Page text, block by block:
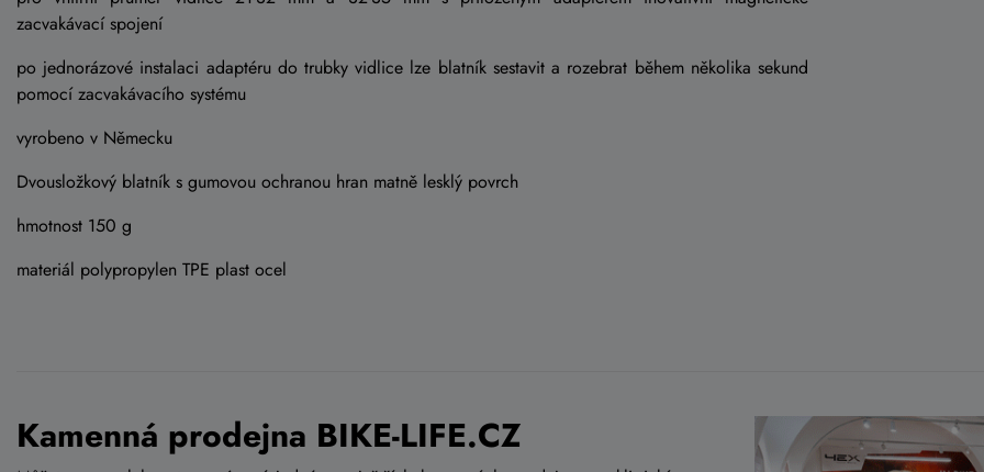
zacvakávací spojení
po jednorázové instalaci adaptéru do trubky vidlice lze blatník sestavit a rozebrat během několika sekund
pomocí zacvakávacího systému
vyrobeno v Německu
Dvousložkový blatník s gumovou ochranou hran matně lesklý povrch
hmotnost 150 g
materiál polypropylen TPE plast ocel
Kamenná prodejna BIKE-LIFE.CZ